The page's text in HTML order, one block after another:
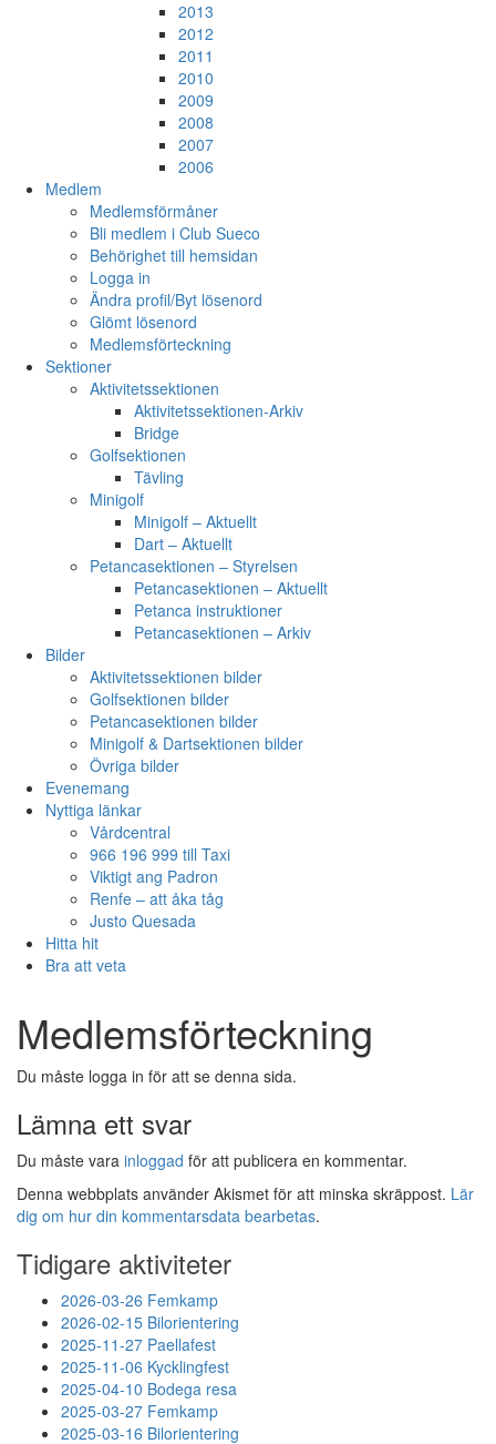
2013
2012
2011
2010
2009
2008
2007
2006
Medlem
Medlemsförmåner
Bli medlem i Club Sueco
Behörighet till hemsidan
Logga in
Ändra profil/Byt lösenord
Glömt lösenord
Medlemsförteckning
Sektioner
Aktivitetssektionen
Aktivitetssektionen-Arkiv
Bridge
Golfsektionen
Tävling
Minigolf
Minigolf – Aktuellt
Dart – Aktuellt
Petancasektionen – Styrelsen
Petancasektionen – Aktuellt
Petanca instruktioner
Petancasektionen – Arkiv
Bilder
Aktivitetssektionen bilder
Golfsektionen bilder
Petancasektionen bilder
Minigolf & Dartsektionen bilder
Övriga bilder
Evenemang
Nyttiga länkar
Vårdcentral
966 196 999 till Taxi
Viktigt ang Padron
Renfe – att åka tåg
Justo Quesada
Hitta hit
Bra att veta
Medlemsförteckning
Du måste logga in för att se denna sida.
Lämna ett svar
Du måste vara inloggad för att publicera en kommentar.
Denna webbplats använder Akismet för att minska skräppost. Lär
dig om hur din kommentarsdata bearbetas.
Tidigare aktiviteter
2026-03-26 Femkamp
2026-02-15 Bilorientering
2025-11-27 Paellafest
2025-11-06 Kycklingfest
2025-04-10 Bodega resa
2025-03-27 Femkamp
2025-03-16 Bilorientering